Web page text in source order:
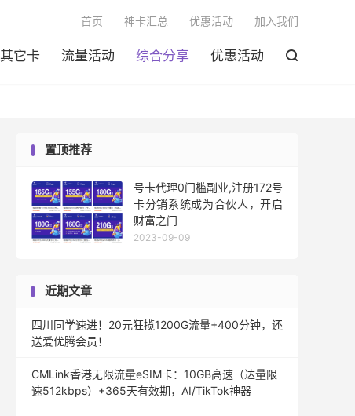
其它卡 流量活动 综合分享 优惠活动 
首页 神卡汇总 优惠活动 加入我们
置顶推荐
号卡代理0门槛副业,注册172号
卡分销系统成为合伙人，开启
财富之门
2023-09-09
近期文章
四川同学速进！20元狂揽1200G流量+400分钟，还
送爱优腾会员！
CMLink香港无限流量eSIM卡：10GB高速（达量限
速512kbps）+365天有效期，AI/TikTok神器